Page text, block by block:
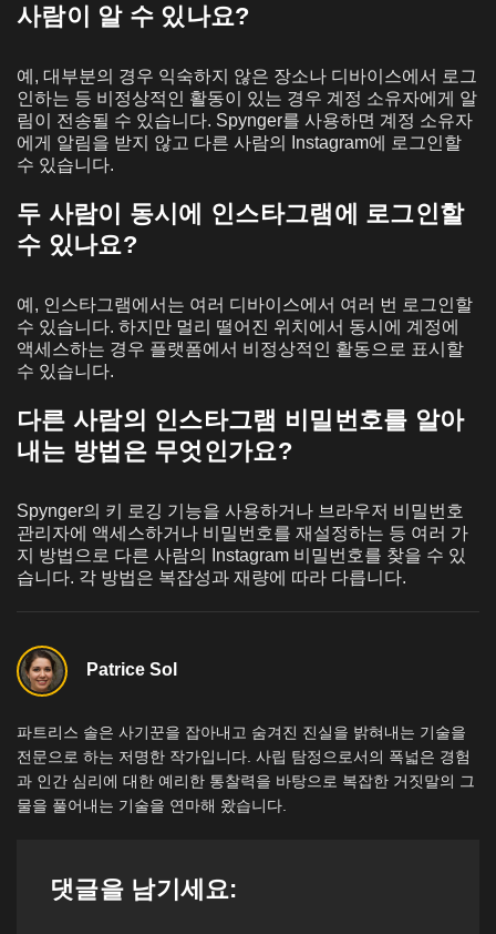
사람이 알 수 있나요?
예, 대부분의 경우 익숙하지 않은 장소나 디바이스에서 로그
인하는 등 비정상적인 활동이 있는 경우 계정 소유자에게 알
림이 전송될 수 있습니다. Spynger를 사용하면 계정 소유자
에게 알림을 받지 않고 다른 사람의 Instagram에 로그인할
수 있습니다.
두 사람이 동시에 인스타그램에 로그인할
수 있나요?
예, 인스타그램에서는 여러 디바이스에서 여러 번 로그인할
수 있습니다. 하지만 멀리 떨어진 위치에서 동시에 계정에
액세스하는 경우 플랫폼에서 비정상적인 활동으로 표시할
수 있습니다.
다른 사람의 인스타그램 비밀번호를 알아
내는 방법은 무엇인가요?
Spynger의 키 로깅 기능을 사용하거나 브라우저 비밀번호
관리자에 액세스하거나 비밀번호를 재설정하는 등 여러 가
지 방법으로 다른 사람의 Instagram 비밀번호를 찾을 수 있
습니다. 각 방법은 복잡성과 재량에 따라 다릅니다.
Patrice Sol
파트리스 솔은 사기꾼을 잡아내고 숨겨진 진실을 밝혀내는 기술을
전문으로 하는 저명한 작가입니다. 사립 탐정으로서의 폭넓은 경험
과 인간 심리에 대한 예리한 통찰력을 바탕으로 복잡한 거짓말의 그
물을 풀어내는 기술을 연마해 왔습니다.
댓글을 남기세요: